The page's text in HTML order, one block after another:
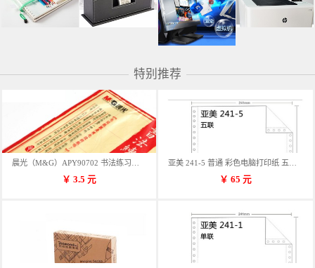
特别推荐
￥ 3.5元 ￥ 65元